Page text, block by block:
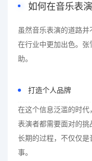
如何在音乐表
虽然音乐表演的道路
在行业中更加出色。
助。
打造个人品牌
在这个信息泛滥的时
表演者都需要面对的
长期的过程，不仅仅
事。